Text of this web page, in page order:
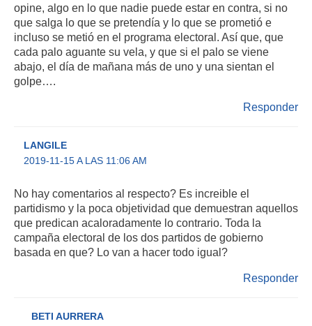
opine, algo en lo que nadie puede estar en contra, si no
que salga lo que se pretendía y lo que se prometió e
incluso se metió en el programa electoral. Así que, que
cada palo aguante su vela, y que si el palo se viene
abajo, el día de mañana más de uno y una sientan el
golpe….
Responder
LANGILE
2019-11-15 A LAS 11:06 AM
No hay comentarios al respecto? Es increible el
partidismo y la poca objetividad que demuestran aquellos
que predican acaloradamente lo contrario. Toda la
campaña electoral de los dos partidos de gobierno
basada en que? Lo van a hacer todo igual?
Responder
BETI AURRERA